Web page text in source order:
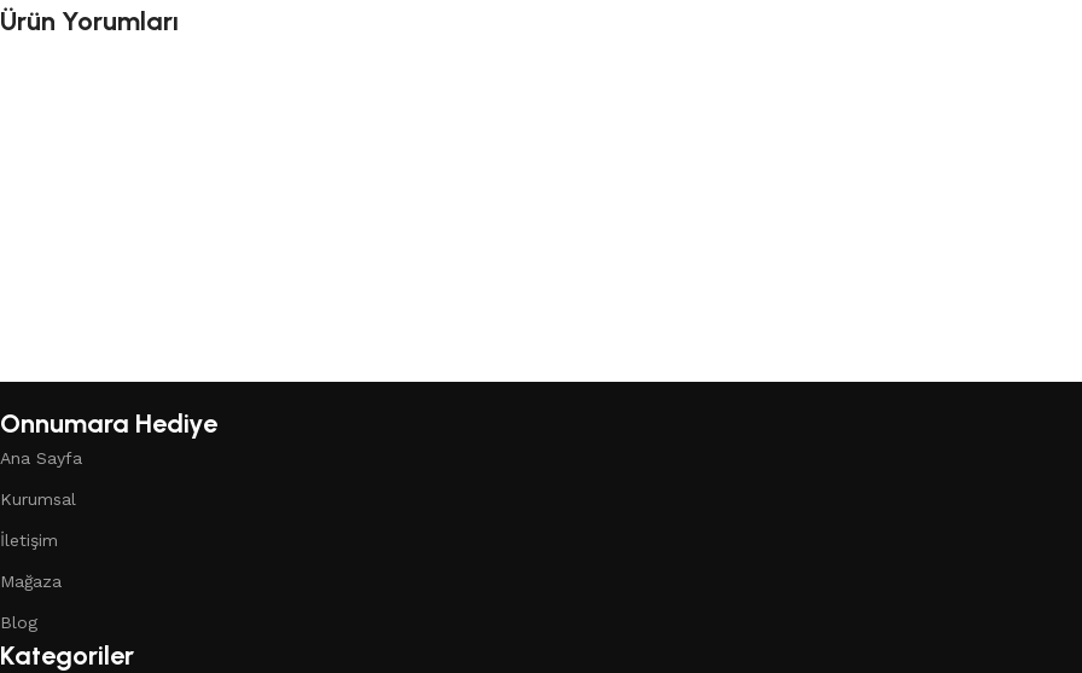
Ürün Yorumları
Onnumara Hediye
Ana Sayfa
Kurumsal
İletişim
Mağaza
Blog
Kategoriler